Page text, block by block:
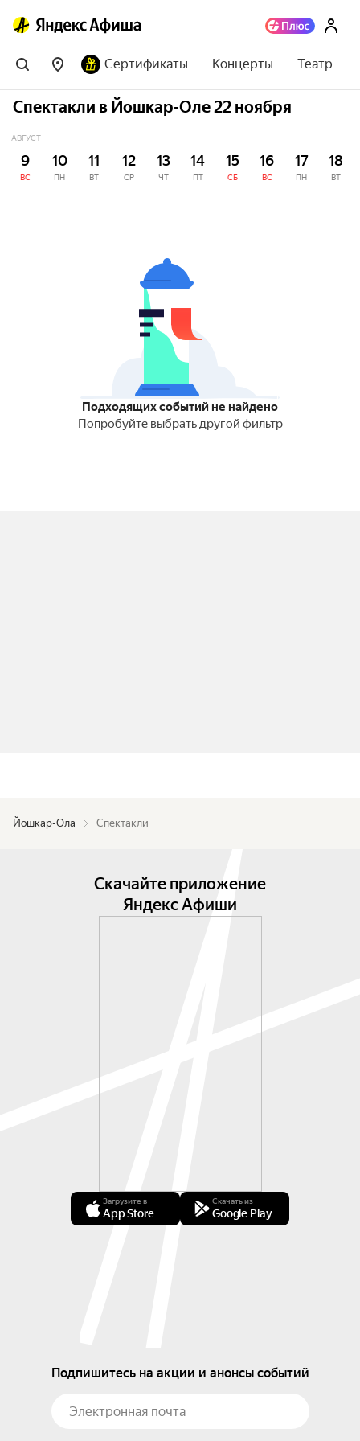
Сертификаты Концерты Театр
Спектакли в Йошкар-Оле 22 ноября
АВГУСТ
9
ВС
10
ПН
11
ВТ
12
СР
13
ЧТ
14
ПТ
15
СБ
16
ВС
17
ПН
18
ВТ
Подходящих событий не найдено
Попробуйте выбрать другой фильтр
Йошкар-Ола Спектакли
Скачайте приложение
Яндекс Афиши
Загрузите в
App Store
Скачать из
Google Play
Подпишитесь на акции и анонсы событий